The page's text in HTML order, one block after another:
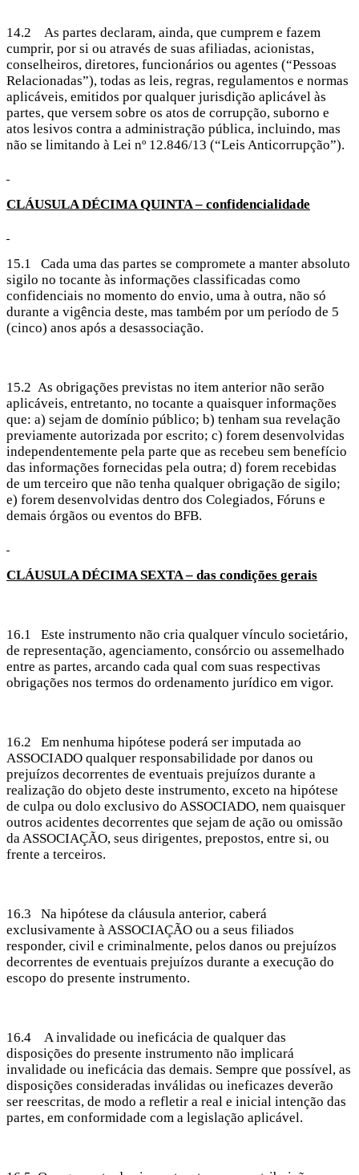
14.2 As partes declaram, ainda, que cumprem e fazem
cumprir, por si ou através de suas afiliadas, acionistas,
conselheiros, diretores, funcionários ou agentes (“Pessoas
Relacionadas”), todas as leis, regras, regulamentos e normas
aplicáveis, emitidos por qualquer jurisdição aplicável às
partes, que versem sobre os atos de corrupção, suborno e
atos lesivos contra a administração pública, incluindo, mas
não se limitando à Lei nº 12.846/13 (“Leis Anticorrupção”).
CLÁUSULA DÉCIMAQUINTA – confidencialidade
15.1 Cada uma das partes se compromete a manter absoluto
sigilo no tocante às informações classificadas como
confidenciais no momento do envio, uma à outra, não só
durante a vigência deste, mas também por um período de 5
(cinco) anos após a desassociação.
15.2 As obrigações previstas no item anterior não serão
aplicáveis, entretanto, no tocante a quaisquer informações
que: a) sejam de domínio público; b) tenham sua revelação
previamente autorizada por escrito; c) forem desenvolvidas
independentemente pela parte que as recebeu sem benefício
das informações fornecidas pela outra; d) forem recebidas
de um terceiro que não tenha qualquer obrigação de sigilo;
e) forem desenvolvidas dentro dos Colegiados, Fóruns e
demais órgãos ou eventos do BFB.
CLÁUSULADÉCIMA SEXTA – das condições gerais
16.1 Este instrumento não cria qualquer vínculo societário,
de representação, agenciamento, consórcio ou assemelhado
entre as partes, arcando cada qual com suas respectivas
obrigações nos termos do ordenamento jurídico em vigor.
16.2 Em nenhuma hipótese poderá ser imputada ao
ASSOCIADO qualquer responsabilidade por danos ou
prejuízos decorrentes de eventuais prejuízos durante a
realização do objeto deste instrumento, exceto na hipótese
de culpa ou dolo exclusivo do ASSOCIADO, nem quaisquer
outros acidentes decorrentes que sejam de ação ou omissão
da ASSOCIAÇÃO, seus dirigentes, prepostos, entre si, ou
frente a terceiros.
16.3 Na hipótese da cláusula anterior, caberá
exclusivamente à ASSOCIAÇÃO ou a seus filiados
responder, civil e criminalmente, pelos danos ou prejuízos
decorrentes de eventuais prejuízos durante a execução do
escopo do presente instrumento.
16.4 A invalidade ou ineficácia de qualquer das
disposições do presente instrumento não implicará
invalidade ou ineficácia das demais. Sempre que possível, as
disposições consideradas inválidas ou ineficazes deverão
ser reescritas, de modo a refletir a real e inicial intenção das
partes, em conformidade com a legislação aplicável.